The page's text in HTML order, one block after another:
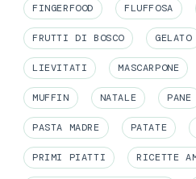
FINGERFOOD FLUFFOSA
FRUTTI DI BOSCO GELATO
LIEVITATI MASCARPONE
MUFFIN NATALE PANE
PASTA MADRE PATATE
PRIMI PIATTI RICETTE